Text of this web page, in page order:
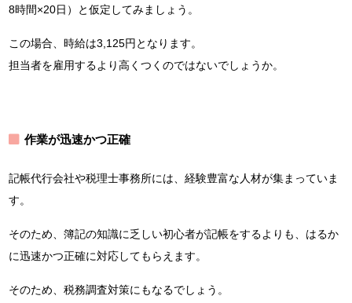
8時間×20日）と仮定してみましょう。
この場合、時給は3,125円となります。
担当者を雇用するより高くつくのではないでしょうか。
作業が迅速かつ正確
記帳代行会社や税理士事務所には、経験豊富な人材が集まっていま
す。
そのため、簿記の知識に乏しい初心者が記帳をするよりも、はるか
に迅速かつ正確に対応してもらえます。
そのため、税務調査対策にもなるでしょう。